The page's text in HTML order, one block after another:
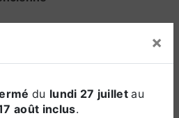
×
du lundi 27 juilletau
août inclus.
Lille